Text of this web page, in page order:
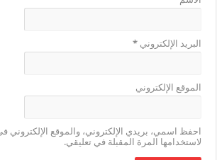
البريد الإلكتروني*
الموقع الإلكتروني
احفظ اسمي، بريدي الإلكتروني، والموقع الإلكتروني
لاستخدامها المرة المقبلة في تعليقي.